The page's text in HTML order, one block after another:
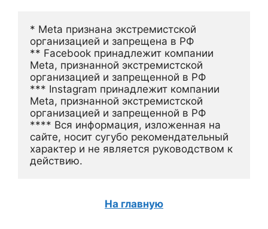
* Meta признана экстремистской
организацией и запрещена в РФ
** Facebook принадлежит компании
Meta, признанной экстремистской
организацией и запрещенной в РФ
*** Instagram принадлежит компании
Meta, признанной экстремистской
организацией и запрещенной в РФ
**** Вся информация, изложенная на
сайте, носит сугубо рекомендательный
характер и не является руководством к
действию.
На главную